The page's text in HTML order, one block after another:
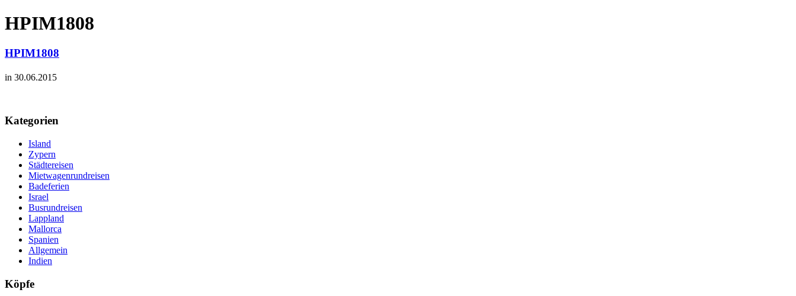
HPIM1808
HPIM1808
in 30.06.2015
Kategorien
Island
Zypern
Städtereisen
Mietwagenrundreisen
Badeferien
Israel
Busrundreisen
Lappland
Mallorca
Spanien
Allgemein
Indien
Köpfe